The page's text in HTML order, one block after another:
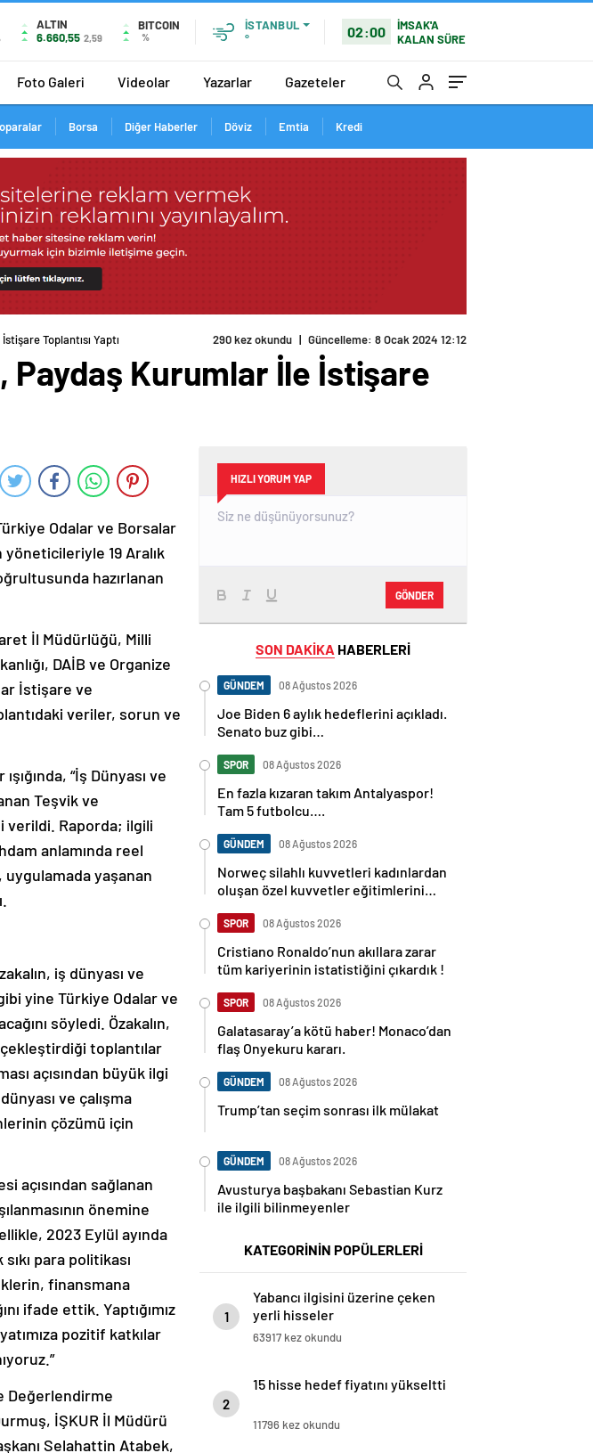
ALTIN
6.660,55 2,59
BITCOIN
%
İSTANBUL
°
02:00
İMSAK'A
KALAN SÜRE
Foto Galeri Videolar Yazarlar Gazeteler
Borsa Diğer Haberler Döviz Emtia Kredi
Toplantısı Yaptı 290 kez okundu | Güncelleme: 8 Ocak 2024 12:12
Paydaş Kurumlar İle İstişare
Odalar ve Borsalar
yöneticileriyle 19 Aralık
hazırlanan
İl Müdürlüğü, Milli
DAİB ve Organize
İstişare ve
veriler, sorun ve
“İş Dünyası ve
Teşvik ve
verildi. Raporda; ilgili
anlamında reel
yaşanan
iş dünyası ve
yine Türkiye Odalar ve
söyledi. Özakalın,
toplantılar
açısından büyük ilgi
ve çalışma
çözümü için
açısından sağlanan
önemine
2023 Eylül ayında
para politikası
finansmana
ifade ettik. Yaptığımız
pozitif katkılar
Değerlendirme
İŞKUR İl Müdürü
Selahattin Atabek,
HIZLI YORUM YAP
GÖNDER
SON DAKİKA HABERLERİ
GÜNDEM 08 Ağustos 2026
Joe Biden 6 aylık hedeflerini açıkladı.
Senato buz gibi…
SPOR 08 Ağustos 2026
En fazla kızaran takım Antalyaspor!
Tam 5 futbolcu….
GÜNDEM 08 Ağustos 2026
Norweç silahlı kuvvetleri kadınlardan
oluşan özel kuvvetler eğitimlerini
SPOR 08 Ağustos 2026
Cristiano Ronaldo’nun akıllara zarar
tüm kariyerinin istatistiğini çıkardık !
SPOR 08 Ağustos 2026
Galatasaray’a kötü haber! Monaco’dan
flaş Onyekuru kararı.
GÜNDEM 08 Ağustos 2026
Trump’tan seçim sonrası ilk mülakat
GÜNDEM 08 Ağustos 2026
Avusturya başbakanı Sebastian Kurz
ile ilgili bilinmeyenler
KATEGORİNİN POPÜLERLERİ
1
Yabancı ilgisini üzerine çeken
yerli hisseler
63917 kez okundu
2
15 hisse hedef fiyatını yükseltti
11796 kez okundu